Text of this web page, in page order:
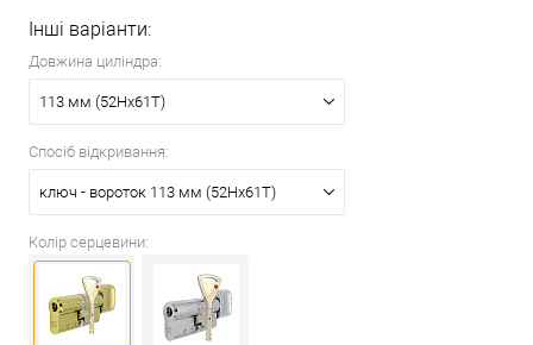
Інші варіанти:
Довжина циліндра:
113 мм (52Hx61T)
Спосіб відкривання:
ключ - вороток 113 мм (52Hx61T)
Колір серцевини: